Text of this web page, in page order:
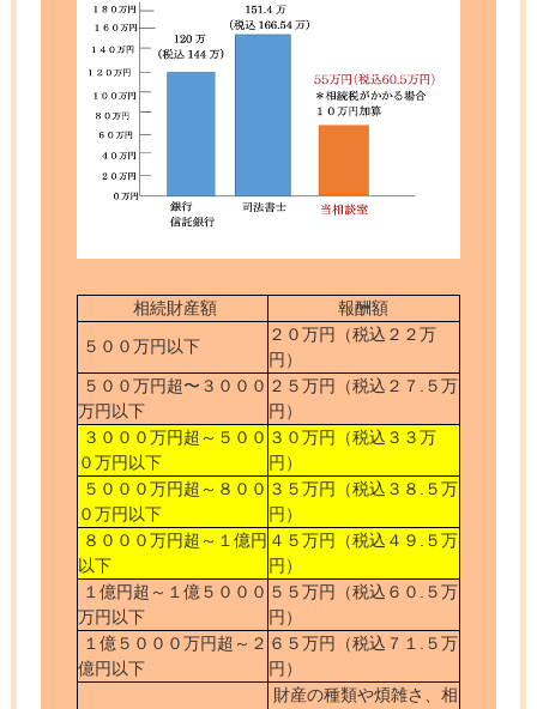
相続財産額
報酬額
５００万円以下
２０万円（税込２２万
円）
５００万円超〜３０００
万円以下
２５万円（税込２７.５万
円）
３０００万円超～５００
０万円以下
３０万円（税込３３万
円）
５０００万円超～８００
０万円以下
３５万円（税込３８.５万
円）
８０００万円超～１億円
以下
４５万円（税込４９.５万
円）
１億円超～１億５０００
万円以下
５５万円（税込６０.５万
円）
１億５０００万円超～２
億円以下
６５万円（税込７１.５万
円）
財産の種類や煩雑さ、相